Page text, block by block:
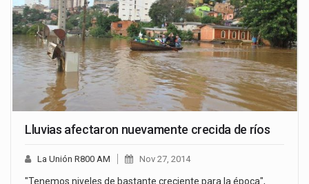
Lluvias afectaron nuevamente crecida de ríos
La Unión R800 AM Nov 27, 2014
"Tenemos niveles de bastante creciente para la época",